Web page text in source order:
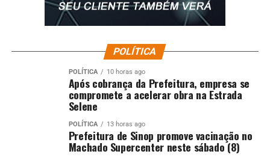
POLÍTICA
POLÍTICA 10 horas ago
Após cobrança da Prefeitura, empresa se
compromete a acelerar obra na Estrada
Selene
POLÍTICA 13 horas ago
Prefeitura de Sinop promove vacinação no
Machado Supercenter neste sábado (8)